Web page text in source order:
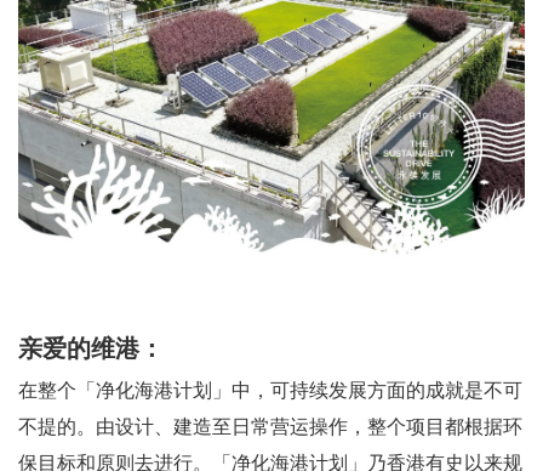
亲爱的维港：
在整个「净化海港计划」中，可持续发展方面的成就是不可
不提的。由设计、建造至日常营运操作，整个项目都根据环
保目标和原则去进行。「净化海港计划」乃香港有史以来规